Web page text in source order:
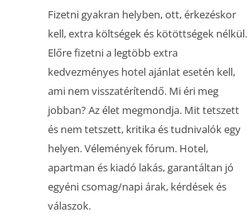
Fizetni gyakran helyben, ott, érkezéskor
kell, extra költségek és kötöttségek nélkül.
Előre fizetni a legtöbb extra
kedvezményes hotel ajánlat esetén kell,
ami nem visszatérítendő. Mi éri meg
jobban? Az élet megmondja. Mit tetszett
és nem tetszett, kritika és tudnivalók egy
helyen. Vélemények fórum. Hotel,
apartman és kiadó lakás, garantáltan jó
egyéni csomag/napi árak, kérdések és
válaszok.